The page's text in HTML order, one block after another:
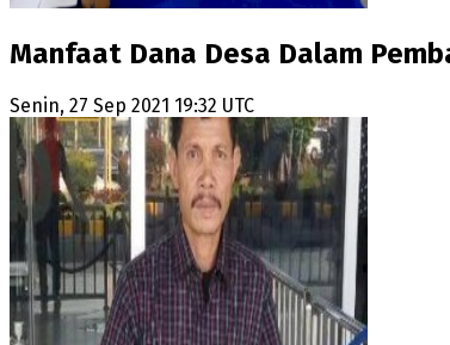
Manfaat Dana Desa Dalam
Senin, 27 Sep 2021 19:32 UTC